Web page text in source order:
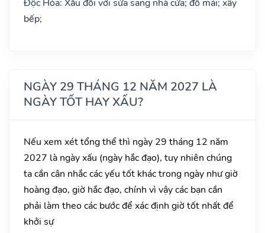
Độc Hỏa: Xấu đối với sửa sang nhà cửa; đổ mái; xây
bếp;
NGÀY 29 THÁNG 12 NĂM 2027 LÀ
NGÀY TỐT HAY XẤU?
Nếu xem xét tổng thể thì ngày 29 tháng 12 năm
2027 là ngày xấu (ngày hắc đạo), tuy nhiên chúng
ta cần cân nhắc các yếu tốt khác trong ngày như giờ
hoàng đạo, giờ hắc đạo, chính vì vậy các bạn cần
phải làm theo các bước để xác định giờ tốt nhất để
khởi sự